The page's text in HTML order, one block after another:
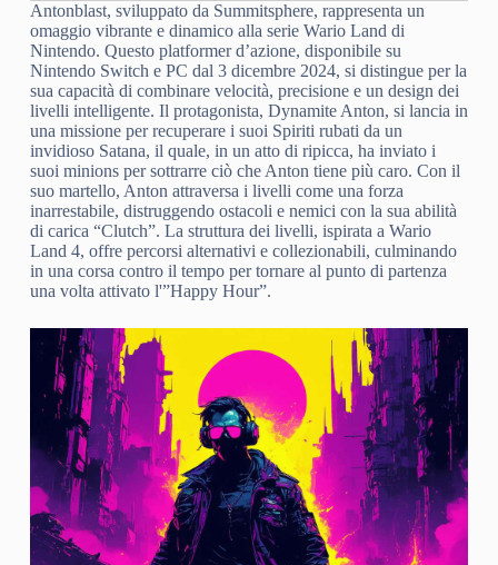
Antonblast, sviluppato da Summitsphere, rappresenta un
omaggio vibrante e dinamico alla serie Wario Land di
Nintendo. Questo platformer d’azione, disponibile su
Nintendo Switch e PC dal 3 dicembre 2024, si distingue per la
sua capacità di combinare velocità, precisione e un design dei
livelli intelligente. Il protagonista, Dynamite Anton, si lancia in
una missione per recuperare i suoi Spiriti rubati da un
invidioso Satana, il quale, in un atto di ripicca, ha inviato i
suoi minions per sottrarre ciò che Anton tiene più caro. Con il
suo martello, Anton attraversa i livelli come una forza
inarrestabile, distruggendo ostacoli e nemici con la sua abilità
di carica “Clutch”. La struttura dei livelli, ispirata a Wario
Land 4, offre percorsi alternativi e collezionabili, culminando
in una corsa contro il tempo per tornare al punto di partenza
una volta attivato l'”Happy Hour”.